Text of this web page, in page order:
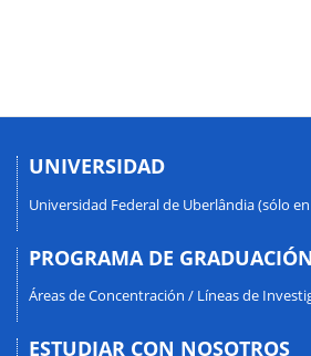
UNIVERSIDAD
Universidad Federal de Uberlândia (sólo
PROGRAMA DE GRADUACIÓN
Áreas de Concentración / Líneas de
ESTUDIAR CON NOSOTROS